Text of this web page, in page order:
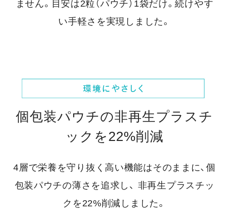
ません。 目安は2粒（パウチ）1袋だけ。続けやす
い手軽さを実現しました。
個包装パウチの非再生プラスチ
ックを22%削減
4層で栄養を守り抜く高い機能はそのままに、個
包装パウチの薄さを追求し、 非再生プラスチッ
クを22%削減しました。